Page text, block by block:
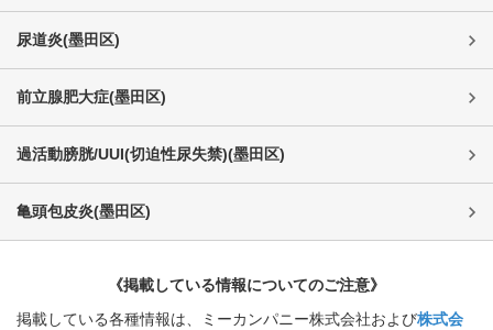
尿道炎(墨田区)
前立腺肥大症(墨田区)
過活動膀胱/UUI(切迫性尿失禁)(墨田区)
亀頭包皮炎(墨田区)
《掲載している情報についてのご注意》
掲載している各種情報は、ミーカンパニー株式会社および株式会